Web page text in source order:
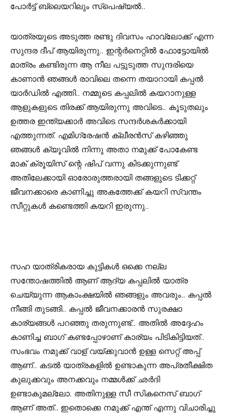
പോർട്ട് ബ്ലെയറിലും സ്‌പെഷ്യൽ..
യാത്രയുടെ അടുത്ത രണ്ടു ദിവസം ഹാവ്ലോക്ക് എന്ന
സുന്ദര ദീപ് ആയിരുന്നു.. ഇന്റർനെറ്റിൽ ഫോട്ടോയിൽ
മാത്രം കണ്ടിരുന്ന ആ നീല പട്ടുടുത്ത സുന്ദരിയെ
കാണാൻ ഞങ്ങൾ രാവിലെ തന്നെ തയാറായി കപ്പൽ
യാർഡിൽ എത്തി.. നമ്മുടെ കപ്പലിൽ കയറാനുള്ള
ആളുകളുടെ തിരക്ക് ആയിരുന്നു അവിടെ.. കൂടുതലും
ഉത്തര ഇന്ത്യക്കാർ അവിടെ സന്ദർശകർക്കായി
എത്തുന്നത്. എമിഗ്രേഷൻ ക്ലീരൻസ് കഴിഞ്ഞു
ഞങ്ങൾ ക്യൂവിൽ നിന്നു അതാ നമുക്ക് പോകേണ്ട
മാക് ക്രൂയിസ് ന്റെ ഷിപ് വന്നു കിടക്കുന്നുണ്ട്
അതിലേക്കായി ഓരോരുത്തരായി തങ്ങളുടെ ടിക്കറ്റ്
ജീവനക്കാരെ കാണിച്ചു അകത്തേക്ക് കയറി സ്വന്തം
സീറ്റുകൾ കണ്ടെത്തി കയറി ഇരുന്നു..
സഹ യാത്രികരായ കുട്ടികൾ ഒക്കെ നല്ല
സന്തോഷത്തിൽ ആണ് ആദ്യ കപ്പലിൽ യാത്ര
ചെയ്യുന്ന ആകാംക്ഷയിൽ ഞങ്ങളും അവരും.. കപ്പൽ
നീങ്ങി തുടങ്ങി.. കപ്പൽ ജീവനക്കാരൻ സുരക്ഷാ
കാര്യങ്ങൾ പറഞ്ഞു തരുന്നുണ്ട്.. അതിൽ അദ്ദേഹം
കാണിച്ച ബാഗ് കണ്ടപ്പോഴാണ് കാര്യം പിടികിട്ടിയത്..
സംഭവം നമുക്ക് വാള് വയ്ക്കുവാൻ ഉള്ള സെറ്റ് അപ്പ്
ആണ്.. കടൽ യാത്രകളിൽ ഉണ്ടാകുന്ന അപ്രതീക്ഷിത
കുലുക്കവും അനക്കവും നമ്മൾക്ക് ഛർദി
ഉണ്ടാകുമല്ലോ. അതിനുള്ള സീ സികനെസ് ബാഗ്
ആണ് അത്.. ഇതൊക്കെ നമുക്ക് എന്ത് എന്നു വിചാരിച്ചു